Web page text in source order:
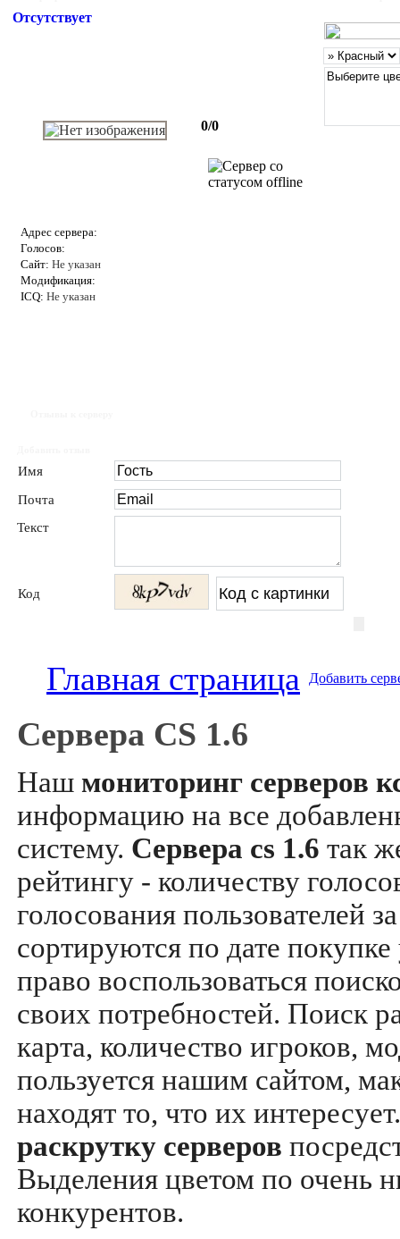
Отсутствует
0/0
Адрес сервера:
Голосов:
Сайт: Не указан
Модификация:
ICQ: Не указан
Имя
Почта
Текст
Код
Главная страница Добавить
Сервера CS 1.6
Наш мониторинг серверов
информацию на все
систему. Сервера cs 1.6 так
рейтингу - количеству
голосования пользователей
сортируются по дате
право воспользоваться
своих потребностей. Поиск
карта, количество игроков,
пользуется нашим сайтом,
находят то, что их
раскрутку серверов
Выделения цветом по очень
конкурентов.